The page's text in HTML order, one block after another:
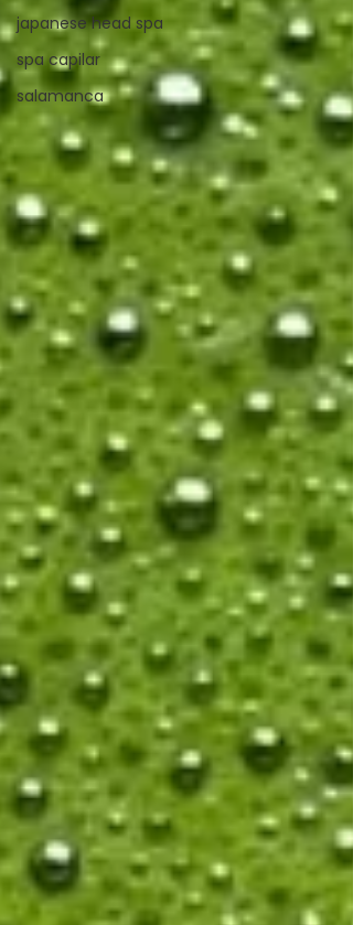
japanese head spa
spa capilar
salamanca